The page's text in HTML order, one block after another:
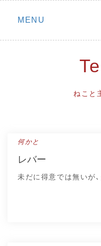
Skip
MENU
ねこと
何かと
レバー
未だに得意では無いが